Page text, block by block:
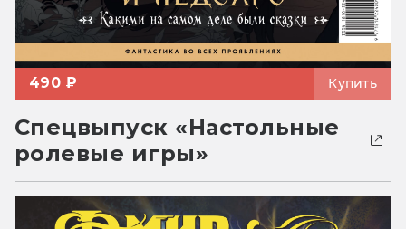
490 ₽ Купить
Спецвыпуск «Настольные
ролевые игры»